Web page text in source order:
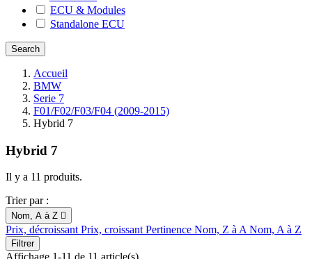
ECU & Modules
Standalone ECU
Accueil
BMW
Serie 7
F01/F02/F03/F04 (2009-2015)
Hybrid 7
Hybrid 7
Il y a 11 produits.
Trier par :
Nom, A à Z 
Prix, décroissantPrix, croissantPertinence Nom, Z à ANom, A à Z
Filtrer